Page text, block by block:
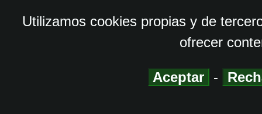
Utilizamos cookies propias y de
ofrecer
Aceptar -